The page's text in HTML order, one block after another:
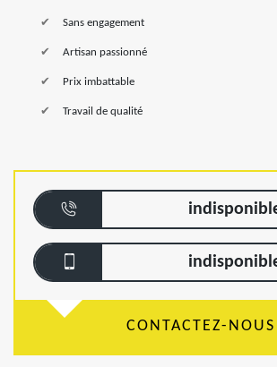
Sans engagement
Artisan passionné
Prix imbattable
Travail de qualité
CONTACTEZ-NOUS